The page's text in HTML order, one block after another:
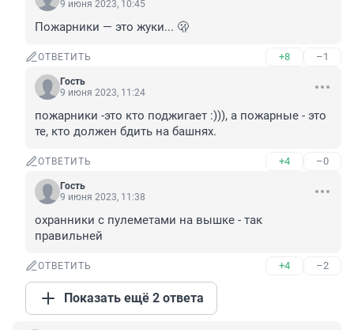
9 июня 2023, 10:45
Пожарники — это жуки... 🫢
ОТВЕТИТЬ +8 –1
Гость
9 июня 2023, 11:24
пожарники -это кто поджигает :))), а пожарные - это
те, кто должен бдить на башнях.
ОТВЕТИТЬ +4 –0
Гость
9 июня 2023, 11:38
охранники с пулеметами на вышке - так
правильней
ОТВЕТИТЬ +4 –2
Показать ещё 2 ответа